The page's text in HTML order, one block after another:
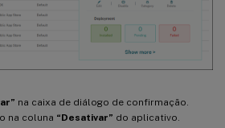
na caixa de diálogo de confirmação.
na coluna “Desativar” do aplicativo.